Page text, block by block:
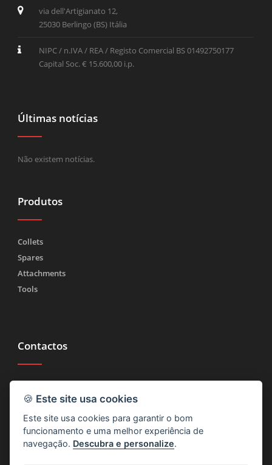
via dell'Artigianato 12,
25030 Berlingo (BS) Itália
NIPC / n.IVA / REA / Registo Comercial BS 01492750177
Capital Soc. € 15.600,00 i.p.
Últimas notícias
Não existem notícias.
Produtos
Collets
Spares
Attachments
Tools
Contactos
Fax (+39) 030 2753090
info@rtmricambi.com
🍪 Este site usa cookies
Este site usa cookies para garantir o bom
funcionamento e uma melhor experiência de
navegação. Descubra e personalize.